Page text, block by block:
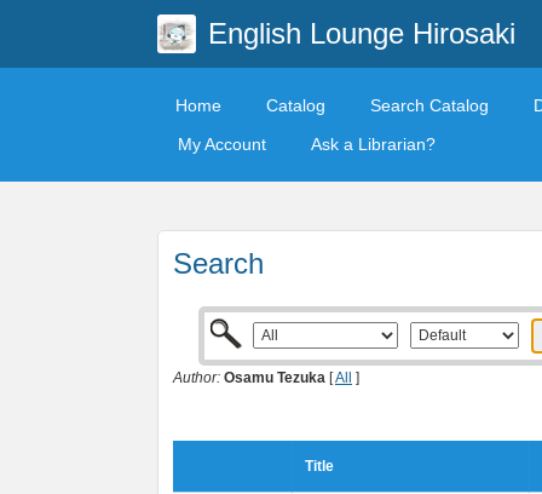
English Lounge Hirosaki
Home Catalog Search Catalog
My Account
Ask a Librarian?
Search
Author: Osamu Tezuka [All ]
Title